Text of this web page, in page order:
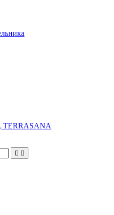
TERRASANA
 